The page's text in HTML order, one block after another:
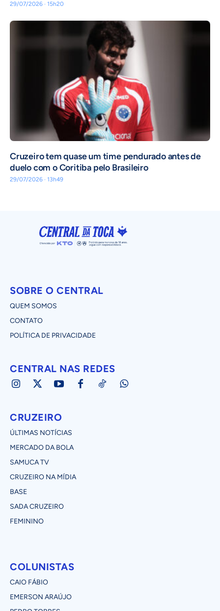
29/07/2026 · 15h20
Cruzeiro tem quase um time pendurado antes de
duelo com o Coritiba pelo Brasileiro
29/07/2026 · 13h49
SOBRE O CENTRAL
QUEM SOMOS
CONTATO
POLÍTICA DE PRIVACIDADE
CENTRAL NAS REDES
CRUZEIRO
ÚLTIMAS NOTÍCIAS
MERCADO DA BOLA
SAMUCA TV
CRUZEIRO NA MÍDIA
BASE
SADA CRUZEIRO
FEMININO
COLUNISTAS
CAIO FÁBIO
EMERSON ARAÚJO